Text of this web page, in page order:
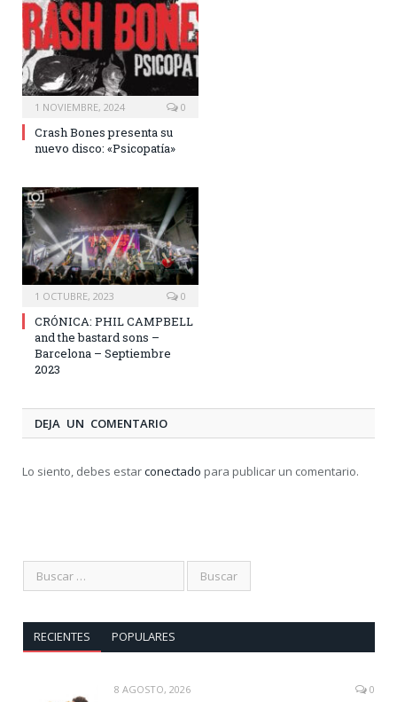
1 NOVIEMBRE, 2024 0
Crash Bones presenta su
nuevo disco: «Psicopatía»
1 OCTUBRE, 2023 0
CRÓNICA: PHIL CAMPBELL
and the bastard sons –
Barcelona – Septiembre
2023
DEJA UN COMENTARIO
Lo siento, debes estarconectado para publicar un comentario.
RECIENTES POPULARES
8 AGOSTO, 2026 0